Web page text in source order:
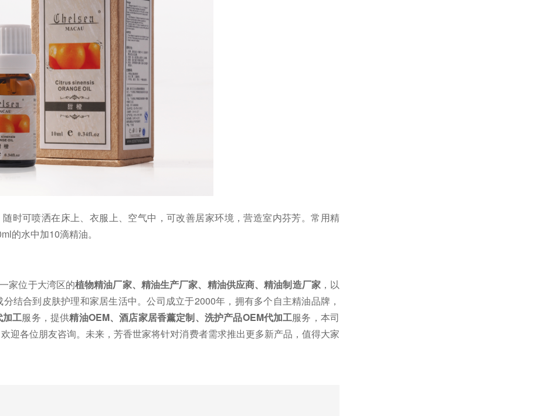
时可喷洒在床上、衣服上、空气中，可改善居家环境，营造室内芬芳。常用精
的水中加10滴精油。
家位于大湾区的植物精油厂家、精油生产厂家、精油供应商、精油制造厂家， 以
结合到皮肤护理和家居生活中。公司成立于2000年， 拥有多个自主精油品牌，
加工服务 ，提供精油OEM、酒店家居香薰定制、洗护产品OEM代加工服务， 本司
欢迎各位朋友咨询。未来，芳香世家将针对消费者需求推出更多新产品，值得大家